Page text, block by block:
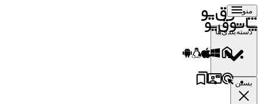
منو
دسته‌بندی‌ها
بستن